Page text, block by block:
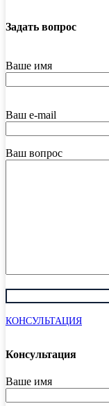
Задать вопрос
Ваше имя
Ваш e-mail
Ваш вопрос
КОНСУЛЬТАЦИЯ
Консультация
Ваше имя